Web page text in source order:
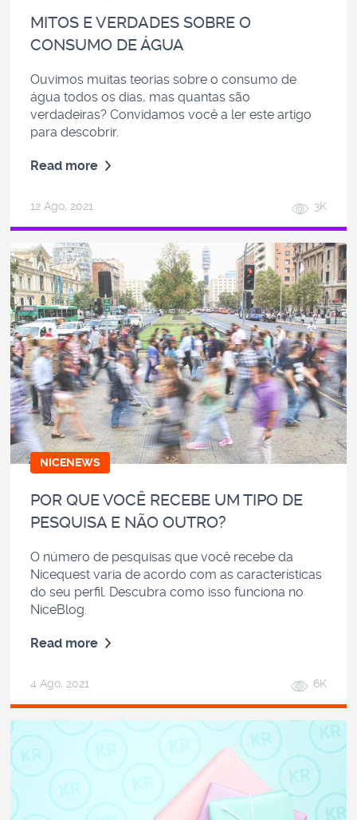
MITOS E VERDADES SOBRE O
CONSUMO DE ÁGUA
Ouvimos muitas teorias sobre o consumo de
água todos os dias, mas quantas são
verdadeiras? Convidamos você a ler este artigo
para descobrir.
Read more
12 Ago, 2021 3K
NICENEWS
POR QUE VOCÊ RECEBE UM TIPO DE
PESQUISA E NÃO OUTRO?
O número de pesquisas que você recebe da
Nicequest varia de acordo com as características
do seu perfil. Descubra como isso funciona no
NiceBlog.
Read more
4 Ago, 2021 6K